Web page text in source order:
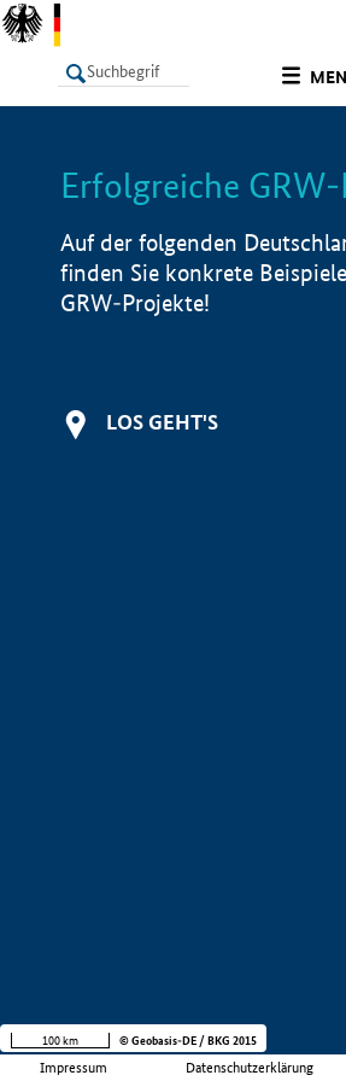
LISTE
Erfolgreiche
Auf der folgenden
finden Sie konkrete
GRW-Projekte!
LOS GEHT'S
Impressum Datenschutzerklärung
100 km © Geobasis-DE / BKG 2015